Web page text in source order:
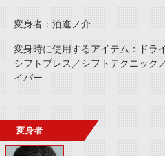
変身者：泊進ノ介
変身時に使用するアイテム：ドラ
シフトブレス／シフトテクニック
イバー
変身者